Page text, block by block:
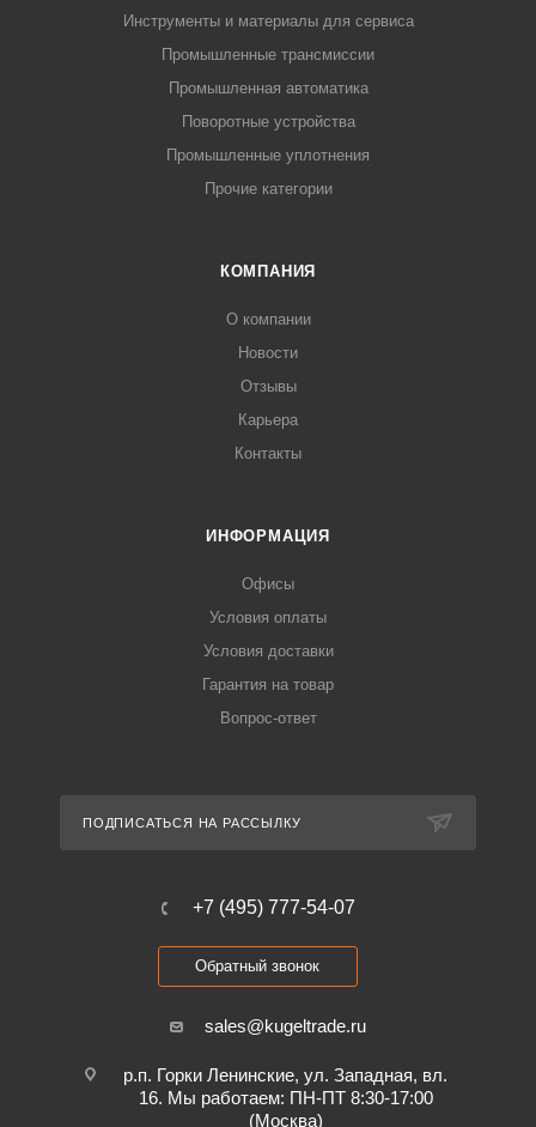
Инструменты и материалы для сервиса
Промышленные трансмиссии
Промышленная автоматика
Поворотные устройства
Промышленные уплотнения
Прочие категории
КОМПАНИЯ
О компании
Новости
Отзывы
Карьера
Контакты
ИНФОРМАЦИЯ
Офисы
Условия оплаты
Условия доставки
Гарантия на товар
Вопрос-ответ
ПОДПИСАТЬСЯ НА РАССЫЛКУ
+7 (495) 777-54-07
Обратный звонок
sales@kugeltrade.ru
р.п. Горки Ленинские, ул. Западная, вл.
16. Мы работаем: ПН-ПТ 8:30-17:00
(Москва)